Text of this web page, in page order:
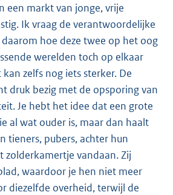
een markt van jonge, vrije
Ik vraag de verantwoordelijke
hoe deze twee op het oog
werelden toch op elkaar
kan zelfs nog iets sterker. De
druk bezig met de opsporing van
Je hebt het idee dat een grote
al wat ouder is, maar dan haalt
tieners, pubers, achter hun
zolderkamertje vandaan. Zij
waardoor je hen niet meer
diezelfde overheid, terwijl de